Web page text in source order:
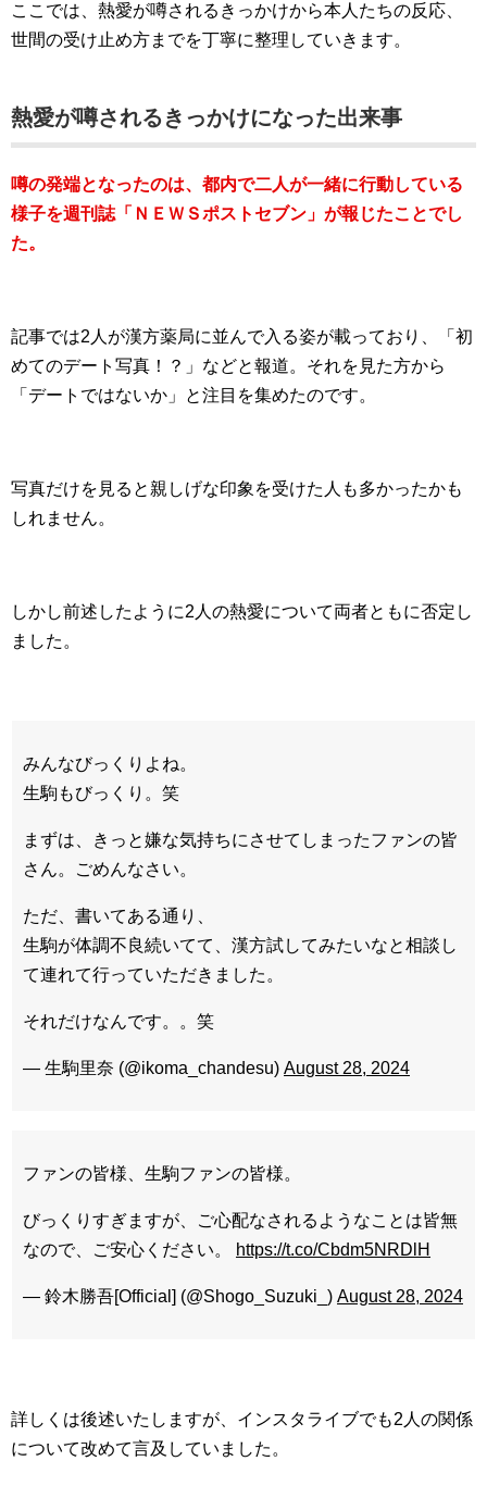
ここでは、熱愛が噂されるきっかけから本人たちの反応、
世間の受け止め方までを丁寧に整理していきます。
熱愛が噂されるきっかけになった出来事
噂の発端となったのは、都内で二人が一緒に行動している
様子を週刊誌「ＮＥＷＳポストセブン」が報じたことでし
た。
記事では2人が漢方薬局に並んで入る姿が載っており、「初
めてのデート写真！？」などと報道。それを見た方から
「デートではないか」と注目を集めたのです。
写真だけを見ると親しげな印象を受けた人も多かったかも
しれません。
しかし前述したように2人の熱愛について両者ともに否定し
ました。
みんなびっくりよね。
生駒もびっくり。笑
まずは、きっと嫌な気持ちにさせてしまったファンの皆
さん。ごめんなさい。
ただ、書いてある通り、
生駒が体調不良続いてて、漢方試してみたいなと相談し
て連れて行っていただきました。
それだけなんです。。笑
— 生駒里奈 (@ikoma_chandesu) August 28, 2024
ファンの皆様、生駒ファンの皆様。
びっくりすぎますが、ご心配なされるようなことは皆無
なので、ご安心ください。
https://t.co/Cbdm5NRDlH
— 鈴木勝吾[Official] (@Shogo_Suzuki_) August 28, 2024
詳しくは後述いたしますが、インスタライブでも2人の関係
について改めて言及していました。